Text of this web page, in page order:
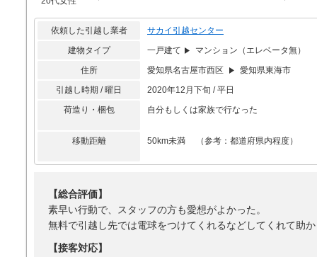
依頼した引越し業者
サカイ引越センター
建物タイプ
一戸建て
マンション（エレベータ無）
住所
愛知県名古屋市西区
愛知県東海市
引越し時期 / 曜日
2020年12月下旬 / 平日
荷造り・梱包
自分もしくは家族で行なった
移動距離 50km未満 （参考：都道府県内程度）
【総合評価】
素早い行動で、スタッフの方も愛想がよかった。
無料で引越し先では電球をつけてくれるなどしてくれて助
【接客対応】